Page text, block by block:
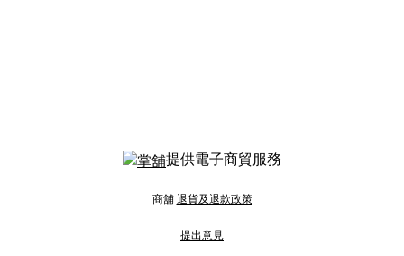
提供電子商貿服務
商舖 退貨及退款政策
提出意見